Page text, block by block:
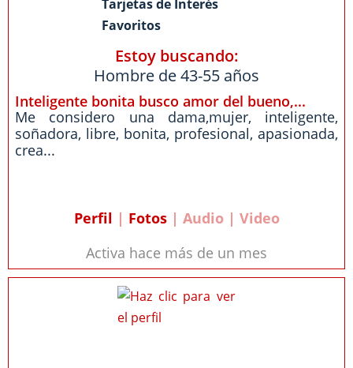
Tarjetas de Interés
Favoritos
Estoy buscando:
Hombre de 43-55 años
Inteligente bonita busco amor del bueno,...
Me considero una dama,mujer, inteligente,
soñadora, libre, bonita, profesional, apasionada,
crea...
Perfil | Fotos| Audio | Video
Activa hace más de un mes